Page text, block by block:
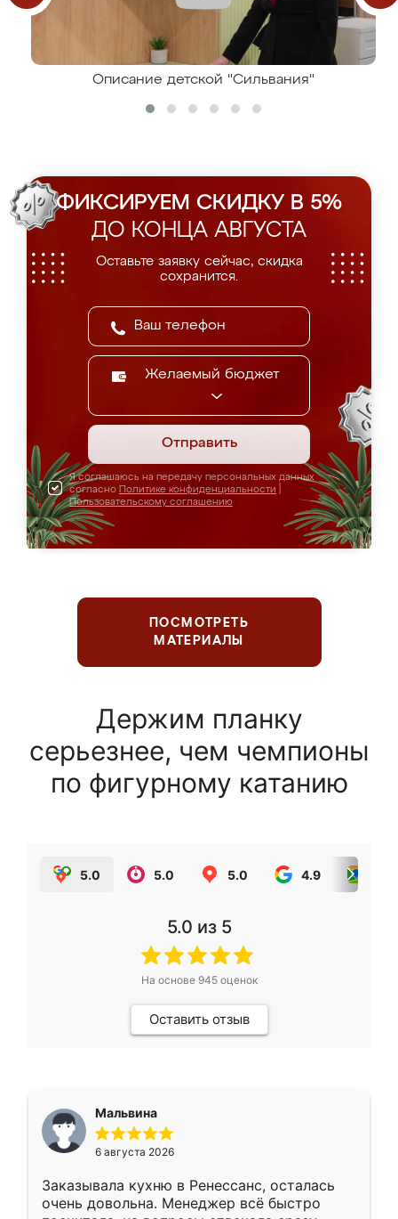
Описание детской "Сильвания"
ФИКСИРУЕМ СКИДКУ В 5%
ДО КОНЦА АВГУСТА
Оставьте заявку сейчас, скидка
сохранится.
Желаемый бюджет
Отправить
Я соглашаюсь на передачу персональных данных
согласно Политике конфиденциальности
Пользовательскому соглашению
ПОСМОТРЕТЬ
МАТЕРИАЛЫ
Держим планку
серьезнее, чем чемпионы
по фигурному катанию
5.0 5.0 5.0 4.9
5.0 из 5
На основе 945оценок
Оставить отзыв
Мальвина
6 августа 2026
Заказывала кухню в Ренессанс, осталась
очень довольна. Менеджер всё быстро